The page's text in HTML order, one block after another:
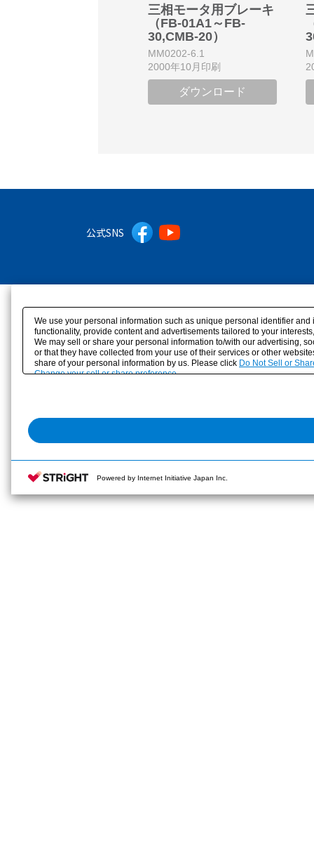
三相モータ用ブレーキ
（FB-01A1～FB-
30,CMB-20）
MM0202-6.1
2000年10月印刷
ダウンロード
公式SNS
We use your personal information such as unique personal identifier
functionality, provide content and advertisements tailored to your
We may sell or share your personal information to/with our advertising,
or that they have collected from your use of their services or other
share of your personal information by us. Please click Do Not Sell or
Change your sell or share preference
Powered by Internet Initiative Japan Inc.